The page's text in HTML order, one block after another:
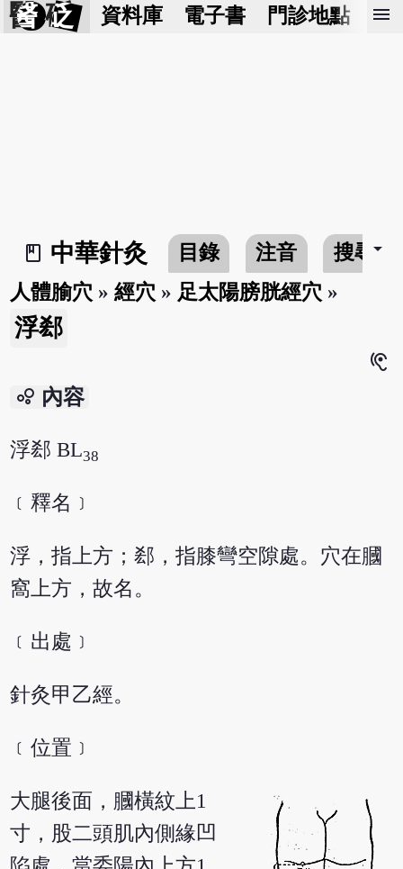
醫 砭 資料庫 電子書 門診地點 預
menu
book_2
中華針灸 目錄 注音 搜尋arrow_drop_down
人體腧穴 »經穴 » 足太陽膀胱經穴 »
浮郄
hearing
bubble_chart 內容
浮郄 BL38
﹝釋名﹞
浮，指上方；郄，指膝彎空隙處。穴在膕
窩上方，故名。
﹝出處﹞
針灸甲乙經。
﹝位置﹞
大腿後面，膕橫紋上1
寸，股二頭肌內側緣凹